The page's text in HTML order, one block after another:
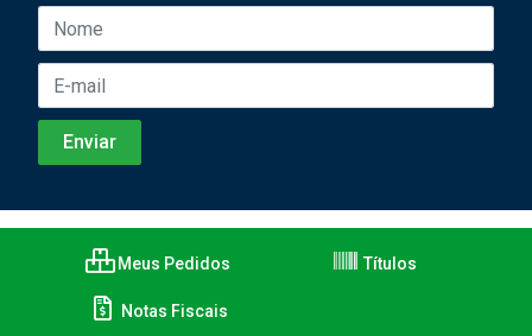
Meus Pedidos Títulos
Notas Fiscais